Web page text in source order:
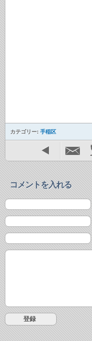
カテゴリー: 手稲区
コメントを入れる